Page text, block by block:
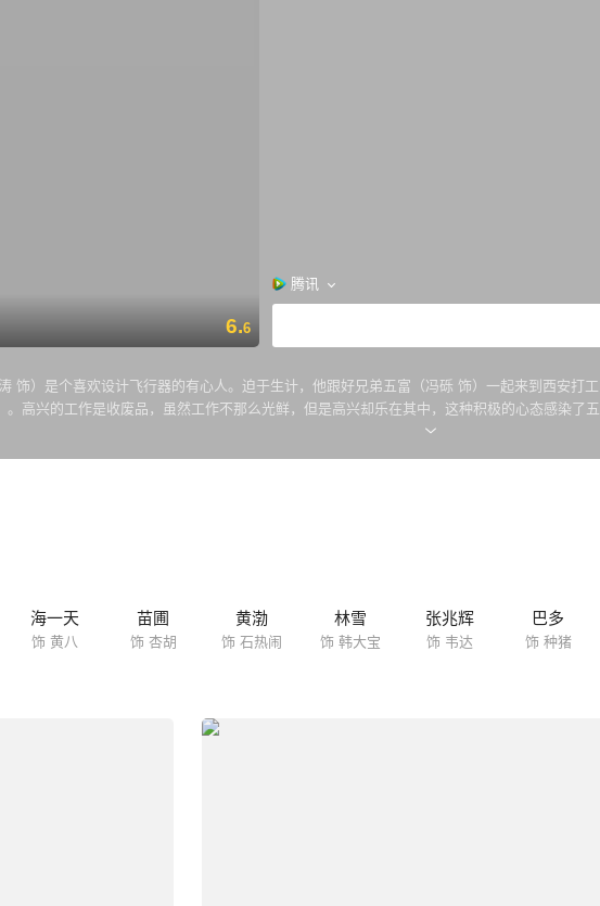
6.6
腾讯
饰）是个喜欢设计飞行器的有心人。迫于生计，他跟好兄弟五富（冯砾 饰）一起来到西安打
高兴的工作是收废品，虽然工作不那么光鲜，但是高兴却乐在其中，这种积极的心态感染了
夷纯（田原 饰），两个人在接触中擦出了爱情的火花。她为了给弟弟（胡清蓝 饰）上学筹
海一天
饰 黄八
苗圃
饰 杏胡
黄渤
饰 石热闹
林雪
饰 韩大宝
张兆辉
饰 韦达
巴多
饰 种猪